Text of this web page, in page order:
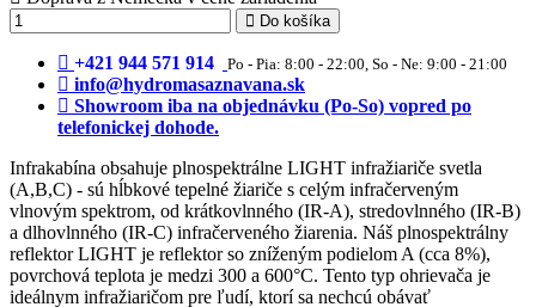
Do košíka
+421 944 571 914 Po - Pia: 8:00 - 22:00, So - Ne: 9:00 - 21:00
info@hydromasaznavana.sk
Showroom iba na objednávku (Po-So) vopred po
telefonickej dohode.
Infrakabína obsahuje plnospektrálne LIGHT infražiariče svetla
(A,B,C) - sú hĺbkové tepelné žiariče s celým infračerveným
vlnovým spektrom, od krátkovlnného (IR-A), stredovlnného (IR-B)
a dlhovlnného (IR-C) infračerveného žiarenia. Náš plnospektrálny
reflektor LIGHT je reflektor so zníženým podielom A (cca 8%),
povrchová teplota je medzi 300 a 600°C. Tento typ ohrievača je
ideálnym infražiaričom pre ľudí, ktorí sa nechcú obávať